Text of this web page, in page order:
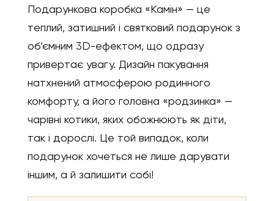
Подарункова коробка «Камін» — це
теплий, затишний і святковий подарунок з
об’ємним 3D-ефектом, що одразу
привертає увагу. Дизайн пакування
натхнений атмосферою родинного
комфорту, а його головна «родзинка» —
чарівні котики, яких обожнюють як діти,
так і дорослі. Це той випадок, коли
подарунок хочеться не лише дарувати
іншим, а й залишити собі!